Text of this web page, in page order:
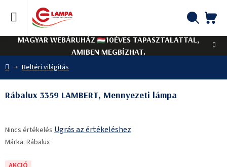
tartalomhoz
MAGYAR WEBÁRUHÁZ
10ÉVES TAPASZTALATTAL,
AMIBEN MEGBÍZHAT.
Kezdőlap
Beltéri világítás
Rábalux 3359 LAMBERT, Mennyezeti lámpa
termék
átlagos
Nincs értékelés Ugrás az értékeléshez
Márka: Rábalux